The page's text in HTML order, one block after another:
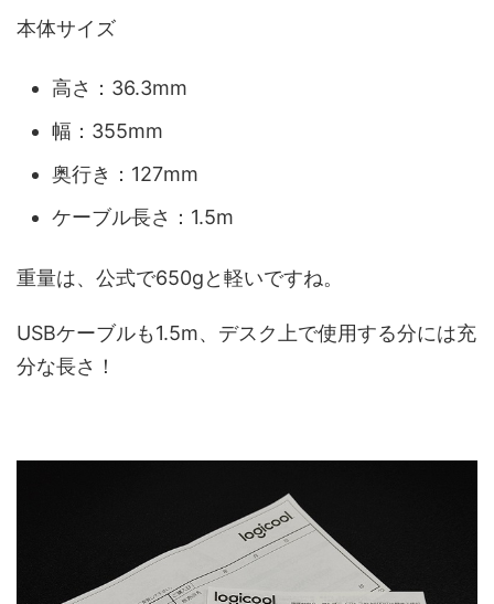
本体サイズ
高さ：36.3mm
幅：355mm
奥行き：127mm
ケーブル長さ：1.5m
重量は、公式で650gと軽いですね。
USBケーブルも1.5m、デスク上で使用する分には充
分な長さ！